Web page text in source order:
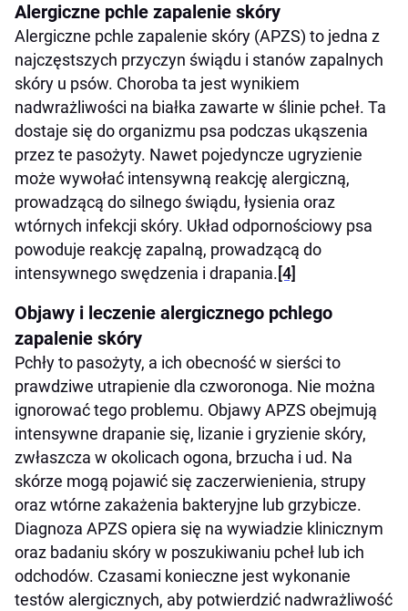
Alergiczne pchle zapalenie skóry
Alergiczne pchle zapalenie skóry (APZS) to jedna z
najczęstszych przyczyn świądu i stanów zapalnych
skóry u psów. Choroba ta jest wynikiem
nadwrażliwości na białka zawarte w ślinie pcheł. Ta
dostaje się do organizmu psa podczas ukąszenia
przez te pasożyty. Nawet pojedyncze ugryzienie
może wywołać intensywną reakcję alergiczną,
prowadzącą do silnego świądu, łysienia oraz
wtórnych infekcji skóry. Układ odpornościowy psa
powoduje reakcję zapalną, prowadzącą do
intensywnego swędzenia i drapania.[4]
Objawy i leczenie alergicznego pchlego
zapalenie skóry
Pchły to pasożyty, a ich obecność w sierści to
prawdziwe utrapienie dla czworonoga. Nie można
ignorować tego problemu. Objawy APZS obejmują
intensywne drapanie się, lizanie i gryzienie skóry,
zwłaszcza w okolicach ogona, brzucha i ud. Na
skórze mogą pojawić się zaczerwienienia, strupy
oraz wtórne zakażenia bakteryjne lub grzybicze.
Diagnoza APZS opiera się na wywiadzie klinicznym
oraz badaniu skóry w poszukiwaniu pcheł lub ich
odchodów. Czasami konieczne jest wykonanie
testów alergicznych, aby potwierdzić nadwrażliwość